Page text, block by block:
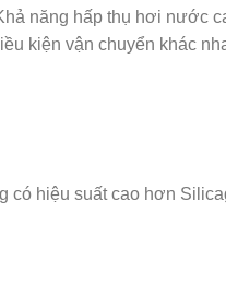
năng hấp thụ hơi nước
kiện vận chuyển khác
có hiệu suất cao hơn